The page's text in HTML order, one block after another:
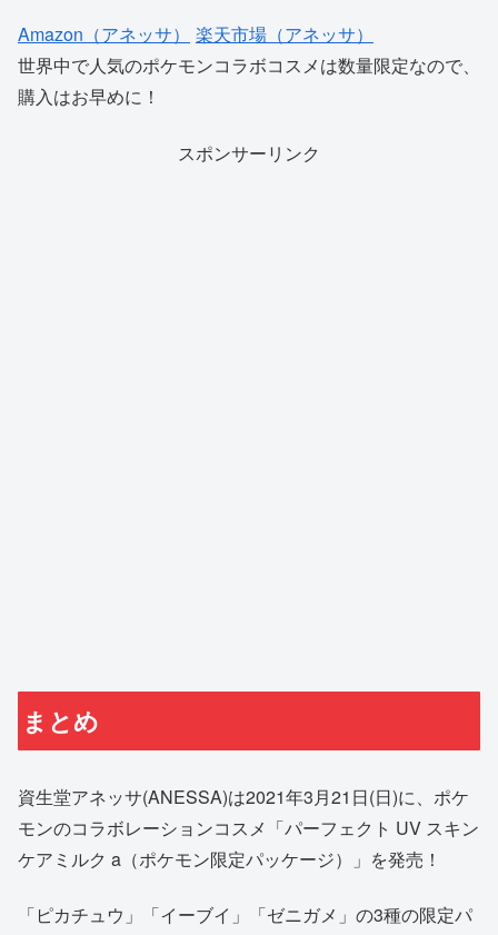
Amazon（アネッサ）
楽天市場（アネッサ）
世界中で人気のポケモンコラボコスメは数量限定なので、
購入はお早めに！
スポンサーリンク
まとめ
資生堂アネッサ(ANESSA)は2021年3月21日(日)に、ポケ
モンのコラボレーションコスメ「パーフェクト UV スキン
ケアミルク a（ポケモン限定パッケージ）」を発売！
「ピカチュウ」「イーブイ」「ゼニガメ」の3種の限定パ